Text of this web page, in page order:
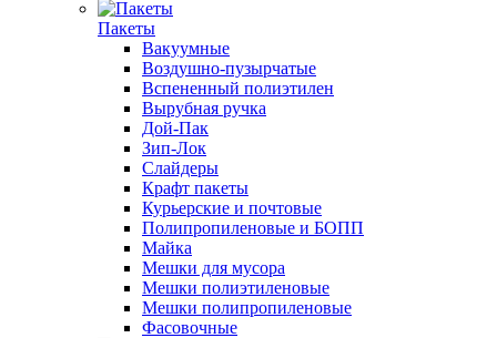
Пакеты
Вакуумные
Воздушно-пузырчатые
Вспененный полиэтилен
Вырубная ручка
Дой-Пак
Зип-Лок
Слайдеры
Крафт пакеты
Курьерские и почтовые
Полипропиленовые и БОПП
Майка
Мешки для мусора
Мешки полиэтиленовые
Мешки полипропиленовые
Фасовочные